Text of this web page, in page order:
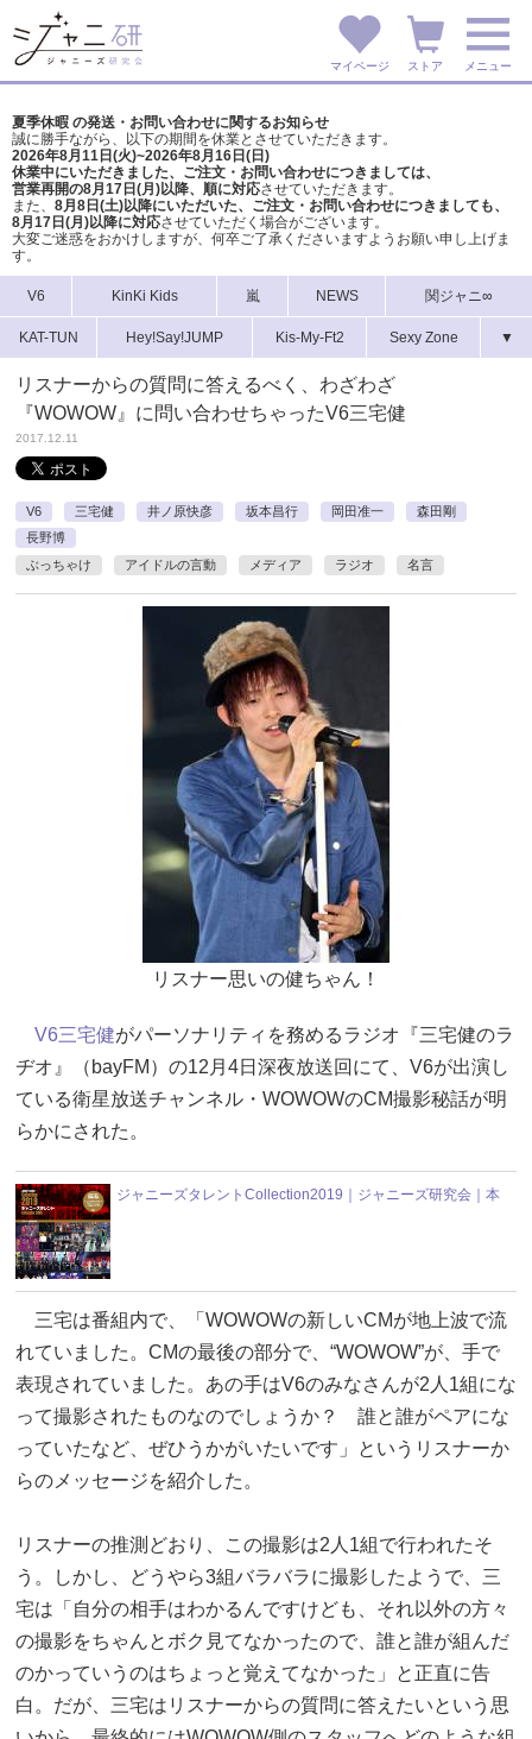
マイページ ストア メニュー
夏季休暇 の発送・お問い合わせに関するお知らせ
誠に勝手ながら、以下の期間を休業とさせていただきます。
2026年8月11日(火)~2026年8月16日(日)
休業中にいただきました、ご注文・お問い合わせにつきましては、
営業再開の8月17日(月)以降、順に対応させていただきます。
また、 8月8日(土)以降にいただいた、ご注文・ お問い合わせにつきましても、
8月17日(月)以降に対応させていただく場合がございます。
大変ご迷惑をおかけしますが、 何卒ご了承くださいますようお願い申し上げま
す。
V6 KinKi Kids 嵐 NEWS 関ジャニ∞
KAT-TUN Hey!Say!JUMP Kis-My-Ft2 Sexy Zone ▼
リスナーからの質問に答えるべく、わざわざ
『WOWOW』に問い合わせちゃったV6三宅健
2017.12.11
V6 三宅健 井ノ原快彦 坂本昌行 岡田准一
森田剛
長野博
ぶっちゃけ
アイドルの言動 メディア ラジオ 名言
リスナー思いの健ちゃん！
V6三宅健がパーソナリティを務めるラジオ『三宅健のラ
ヂオ』（bayFM）の12月4日深夜放送回にて、V6が出演し
ている衛星放送チャンネル・WOWOWのCM撮影秘話が明
らかにされた。
ジャニーズタレントCollection2019｜ジャニーズ研究会｜本
三宅は番組内で、「WOWOWの新しいCMが地上波で流
れていました。CMの最後の部分で、“WOWOW”が、手で
表現されていました。あの手はV6のみなさんが2人1組にな
って撮影されたものなのでしょうか？ 誰と誰がペアにな
っていたなど、ぜひうかがいたいです」というリスナーか
らのメッセージを紹介した。
リスナーの推測どおり、この撮影は2人1組で行われたそ
う。しかし、どうやら3組バラバラに撮影したようで、三
宅は「自分の相手はわかるんですけども、それ以外の方々
の撮影をちゃんとボク見てなかったので、誰と誰が組んだ
のかっていうのはちょっと覚えてなかった」と正直に告
白。だが、三宅はリスナーからの質問に答えたいという思